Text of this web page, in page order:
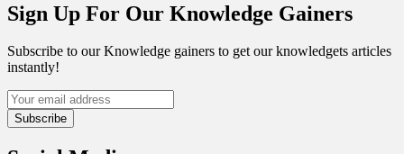
Sign Up For Our Knowledge Gainers
Subscribe to our Knowledge gainers to get our knowledgets articles
instantly!
Subscribe